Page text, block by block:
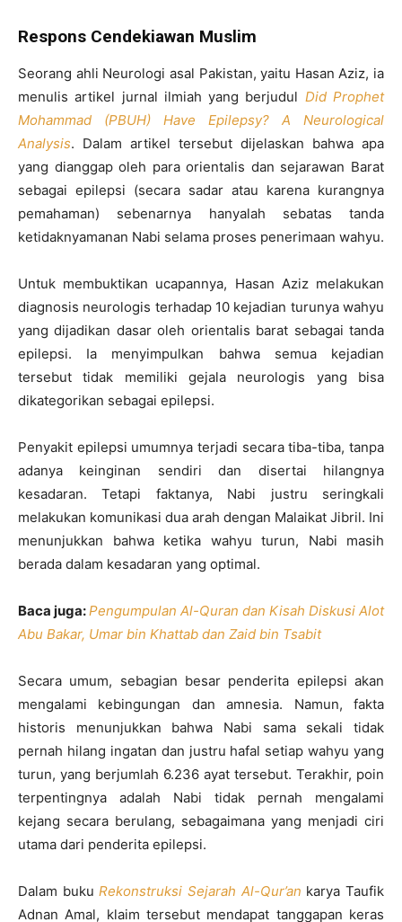
Respons Cendekiawan Muslim
Seorang ahli Neurologi asal Pakistan, yaitu Hasan Aziz, ia
menulis artikel jurnal ilmiah yang berjudul Did Prophet
Mohammad (PBUH) Have Epilepsy? A Neurological
Analysis. Dalam artikel tersebut dijelaskan bahwa apa
yang dianggap oleh para orientalis dan sejarawan Barat
sebagai epilepsi (secara sadar atau karena kurangnya
pemahaman) sebenarnya hanyalah sebatas tanda
ketidaknyamanan Nabi selama proses penerimaan wahyu.
Untuk membuktikan ucapannya, Hasan Aziz melakukan
diagnosis neurologis terhadap 10 kejadian turunya wahyu
yang dijadikan dasar oleh orientalis barat sebagai tanda
epilepsi. Ia menyimpulkan bahwa semua kejadian
tersebut tidak memiliki gejala neurologis yang bisa
dikategorikan sebagai epilepsi.
Penyakit epilepsi umumnya terjadi secara tiba-tiba, tanpa
adanya keinginan sendiri dan disertai hilangnya
kesadaran. Tetapi faktanya, Nabi justru seringkali
melakukan komunikasi dua arah dengan Malaikat Jibril. Ini
menunjukkan bahwa ketika wahyu turun, Nabi masih
berada dalam kesadaran yang optimal.
Baca juga:Pengumpulan Al-Quran dan Kisah Diskusi Alot
Abu Bakar, Umar bin Khattab dan Zaid bin Tsabit
Secara umum, sebagian besar penderita epilepsi akan
mengalami kebingungan dan amnesia. Namun, fakta
historis menunjukkan bahwa Nabi sama sekali tidak
pernah hilang ingatan dan justru hafal setiap wahyu yang
turun, yang berjumlah 6.236 ayat tersebut. Terakhir, poin
terpentingnya adalah Nabi tidak pernah mengalami
kejang secara berulang, sebagaimana yang menjadi ciri
utama dari penderita epilepsi.
Dalam bukuRekonstruksi Sejarah Al-Qur’an karya Taufik
Adnan Amal, klaim tersebut mendapat tanggapan keras